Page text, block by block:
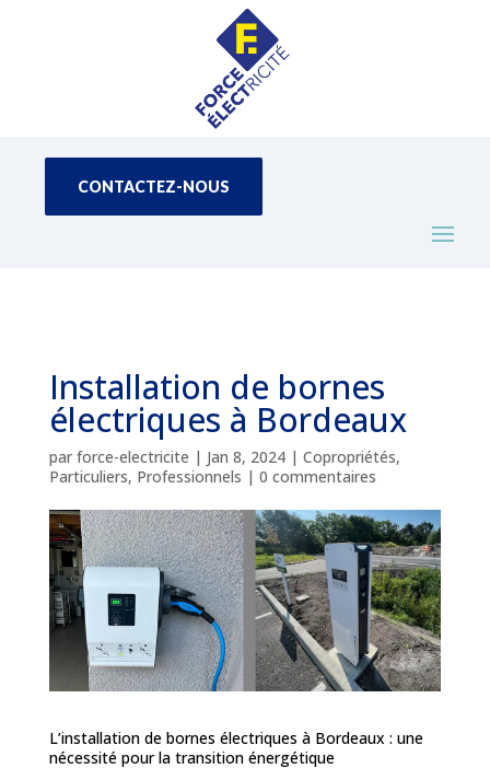
CONTACTEZ-NOUS
Installation de bornes
électriques à Bordeaux
par force-electricite | Jan 8, 2024| Copropriétés,
Particuliers, Professionnels | 0 commentaires
L’installation de bornes électriques à Bordeaux : une
nécessité pour la transition énergétique